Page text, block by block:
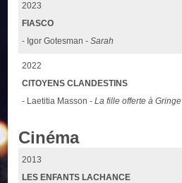
2023
FIASCO
- Igor Gotesman -Sarah
2022
CITOYENS CLANDESTINS
- Laetitia Masson -La fille offerte à Gringe
Cinéma
2013
LES ENFANTS LACHANCE